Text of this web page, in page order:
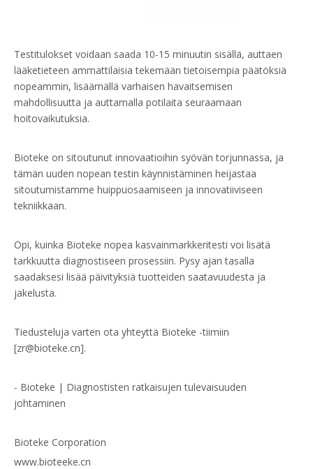
Testitulokset voidaan saada 10-15 minuutin sisällä, auttaen
lääketieteen ammattilaisia tekemään tietoisempia päätöksiä
nopeammin, lisäämällä varhaisen havaitsemisen
mahdollisuutta ja auttamalla potilaita seuraamaan
hoitovaikutuksia.
Bioteke on sitoutunut innovaatioihin syövän torjunnassa, ja
tämän uuden nopean testin käynnistäminen heijastaa
sitoutumistamme huippuosaamiseen ja innovatiiviseen
tekniikkaan.
Opi, kuinka Bioteke nopea kasvainmarkkeritesti voi lisätä
tarkkuutta diagnostiseen prosessiin. Pysy ajan tasalla
saadaksesi lisää päivityksiä tuotteiden saatavuudesta ja
jakelusta.
Tiedusteluja varten ota yhteyttä Bioteke -tiimiin
[zr@bioteke.cn].
- Bioteke | Diagnostisten ratkaisujen tulevaisuuden
johtaminen
Bioteke Corporation
www.bioteeke.cn